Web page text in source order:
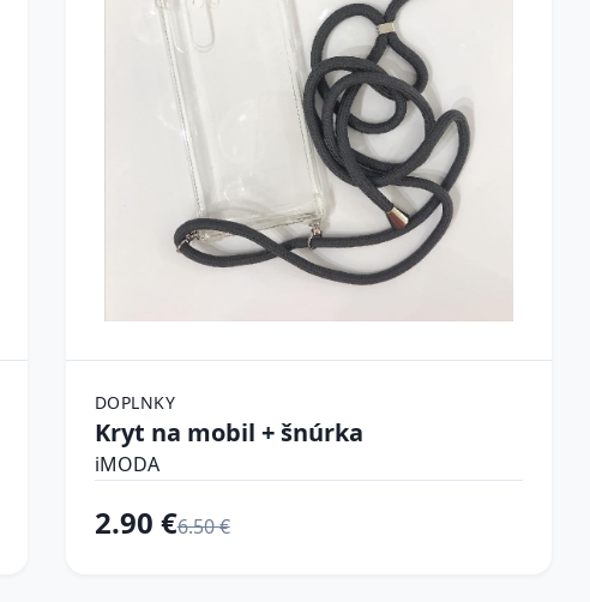
DOPLNKY
Kryt na mobil + šnúrka
iMODA
2.90 €6.50 €